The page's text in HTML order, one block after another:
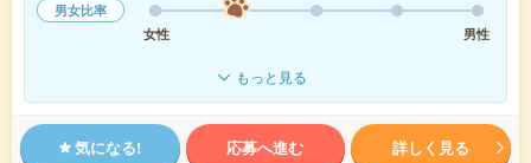
男女比率
女性
男性
もっと見る
気になる! 応募へ進む 詳しく見る